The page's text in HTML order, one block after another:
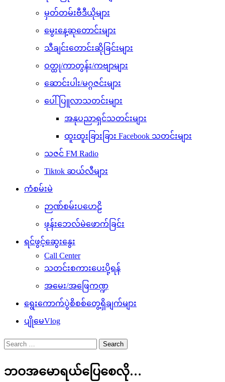
မှတ်တမ်းဗီဒီယိုများ
မွေးနေ့ဆုတောင်းများ
သီချင်းတောင်းဆိုခြင်းများ
ဝတ္ထု/ကာတွန်း/ကဗျာများ
ဆောင်းပါး/မဂ္ဂဇင်းများ
ပေါ်ပြူလာသတင်းများ
အနုပညာရှင်သတင်းများ
ထူးထူးခြားခြား Facebook သတင်းများ
သဇင် FM Radio
Tiktok ဆယ်လီများ
ကံစမ်းမဲ
ဉာဏ်စမ်းပဟေဠိ
ဖုန်းဘေလ်မဲဖောက်ခြင်း
ရင်ဖွင့်ဆွေးနွေး
Call Center
သတင်းစကားပေးပို့ရန်
အမေး/အဖြေကဏ္ဍ
ရွေးကောက်ပွဲစိစစ်တွေ့ရှိချက်များ
ပျိုမေVlog
Search
for:
ဘဝအမောရယ်ပြေစေလို…